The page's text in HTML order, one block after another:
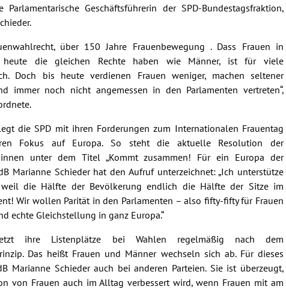
Geschäftsführerin der SPD-Bundestagsfraktion,
über 150 Jahre Frauenbewegung . Dass Frauen in
heute die gleichen Rechte haben wie Männer, ist für viele
Doch bis heute verdienen Frauen weniger, machen seltener
immer noch nicht angemessen in den Parlamenten vertreten“,
die SPD mit ihren Forderungen zum Internationalen Frauentag
Fokus auf Europa. So steht die aktuelle Resolution der
unter dem Titel „Kommt zusammen! Für ein Europa der
Marianne Schieder hat den Aufruf unterzeichnet: „Ich unterstütze
weil die Hälfte der Bevölkerung endlich die Hälfte der Sitze im
Wir wollen Parität in den Parlamenten – also fifty-fifty für Frauen
echte Gleichstellung in ganz Europa.“
ihre Listenplätze bei Wahlen regelmäßig nach dem
Das heißt Frauen und Männer wechseln sich ab. Für dieses
Marianne Schieder auch bei anderen Parteien. Sie ist überzeugt,
von Frauen auch im Alltag verbessert wird, wenn Frauen mit am